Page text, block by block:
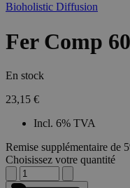
Bioholistic Diffusion
Fer Comp
En stock
23,15 €
Incl. 6% TVA
Remise supplémentaire de
Choisissez votre quantité